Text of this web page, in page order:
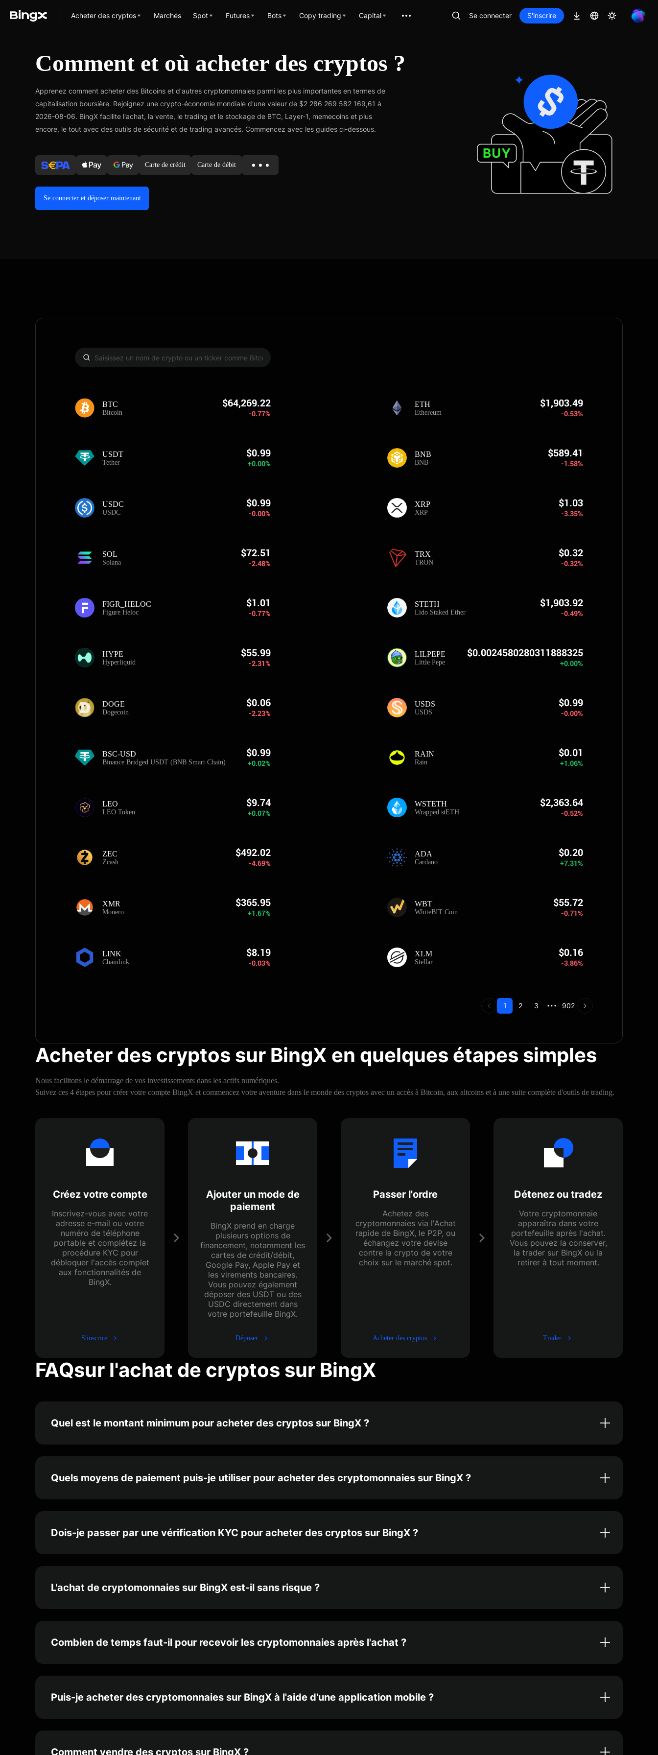
Acheter des cryptos Marchés Spot Futures Bots Copy trading Capital Se connecter S'inscrire
Comment et où acheter des cryptos ?
Apprenez comment acheter des Bitcoins et d'autres cryptomonnaies parmi les plus importantes en termes de
capitalisation boursière. Rejoignez une crypto-économie mondiale d'une valeur de $2 286 269 582 169,61 à
2026-08-06. BingX facilite l'achat, la vente, le trading et le stockage de BTC, Layer-1, memecoins et plus
encore, le tout avec des outils de sécurité et de trading avancés. Commencez avec les guides ci-dessous.
Carte de crédit Carte de débit
Se connecter et déposer maintenant
BTC
Bitcoin
$64,269.22
-0.77%
ETH
Ethereum
$1,903.49
-0.53%
USDT
Tether
$0.99
+0.00%
BNB
BNB
$589.41
-1.58%
USDC
USDC
$0.99
-0.00%
XRP
XRP
$1.03
-3.35%
SOL
Solana
$72.51
-2.48%
TRX
TRON
$0.32
-0.32%
FIGR_HELOC
Figure Heloc
$1.01
-0.77%
STETH
Lido Staked Ether
$1,903.92
-0.49%
HYPE
Hyperliquid
$55.99
-2.31%
LILPEPE
Little Pepe
$0.0024580280311888325
+0.00%
DOGE
Dogecoin
$0.06
-2.23%
USDS
USDS
$0.99
-0.00%
BSC-USD
Binance Bridged USDT (BNB Smart Chain)
$0.99
+0.02%
RAIN
Rain
$0.01
+1.06%
LEO
LEO Token
$9.74
+0.07%
WSTETH
Wrapped stETH
$2,363.64
-0.52%
ZEC
Zcash
$492.02
-4.69%
ADA
Cardano
$0.20
+7.31%
XMR
Monero
$365.95
+1.67%
WBT
WhiteBIT Coin
$55.72
-0.71%
LINK
Chainlink
$8.19
-0.03%
XLM
Stellar
$0.16
-3.86%
1 2 3 902
Acheter des cryptos sur BingX en quelques étapes simples
Nous facilitons le démarrage de vos investissements dans les actifs numériques.
Suivez ces 4 étapes pour créer votre compte BingX et commencez votre aventure dans le monde des cryptos avec un accès à Bitcoin, aux altcoins et à une suite complète d'outils de trading.
Créez votre compte
Inscrivez-vous avec votre
adresse e-mail ou votre
numéro de téléphone
portable et complétez la
procédure KYC pour
débloquer l'accès complet
aux fonctionnalités de
BingX.
S'inscrire
Ajouter un mode de
paiement
BingX prend en charge
plusieurs options de
financement, notamment les
cartes de crédit/débit,
Google Pay, Apple Pay et
les virements bancaires.
Vous pouvez également
déposer des USDT ou des
USDC directement dans
votre portefeuille BingX.
Déposer
Passer l'ordre
Achetez des
cryptomonnaies via l'Achat
rapide de BingX, le P2P, ou
échangez votre devise
contre la crypto de votre
choix sur le marché spot.
Acheter des cryptos
Détenez ou tradez
Votre cryptomonnaie
apparaîtra dans votre
portefeuille après l'achat.
Vous pouvez la conserver,
la trader sur BingX ou la
retirer à tout moment.
Trader
FAQsur l'achat de cryptos sur BingX
Quel est le montant minimum pour acheter des cryptos sur BingX ?
Quels moyens de paiement puis-je utiliser pour acheter des cryptomonnaies sur BingX ?
Dois-je passer par une vérification KYC pour acheter des cryptos sur BingX ?
L'achat de cryptomonnaies sur BingX est-il sans risque ?
Combien de temps faut-il pour recevoir les cryptomonnaies après l'achat ?
Puis-je acheter des cryptomonnaies sur BingX à l'aide d'une application mobile ?
Comment vendre des cryptos sur BingX ?